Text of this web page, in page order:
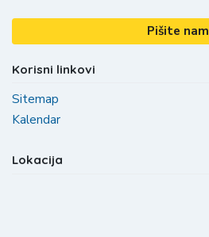
Pišite nam
Korisni linkovi
Sitemap
Kalendar
Lokacija